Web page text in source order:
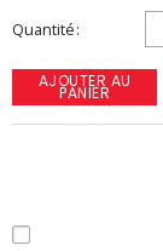
Quantité
AJOUTER AU
PANIER